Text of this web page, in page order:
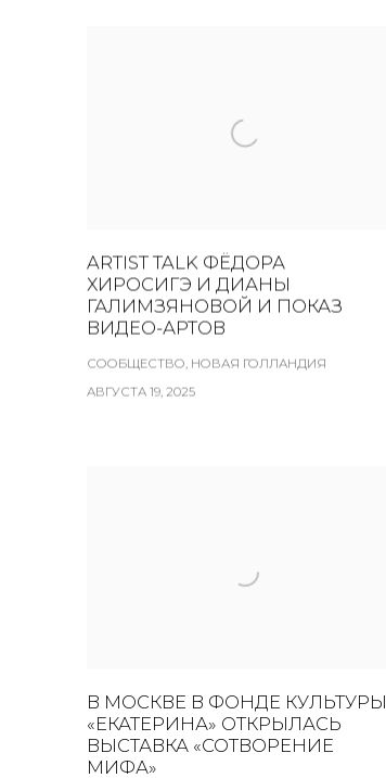
ARTIST TALK ФЁДОРА
ХИРОСИГЭ И ДИАНЫ
ГАЛИМЗЯНОВОЙ И ПОКАЗ
ВИДЕО-АРТОВ
СООБЩЕСТВО, НОВАЯ ГОЛЛАНДИЯ
АВГУСТА 19, 2025
В МОСКВЕ В ФОНДЕ КУЛЬТУРЫ
«ЕКАТЕРИНА» ОТКРЫЛАСЬ
ВЫСТАВКА «СОТВОРЕНИЕ
МИФА»